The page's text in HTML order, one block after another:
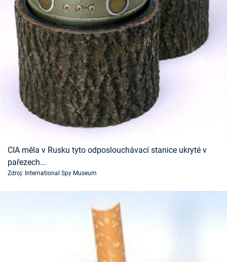
CIA měla v Rusku tyto odposlouchávací stanice ukryté v
pařezech...
Zdroj: International Spy Museum